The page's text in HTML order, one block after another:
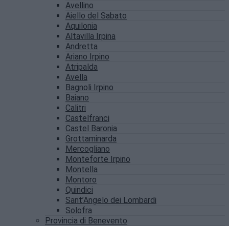
Avellino
Aiello del Sabato
Aquilonia
Altavilla Irpina
Andretta
Ariano Irpino
Atripalda
Avella
Bagnoli Irpino
Baiano
Calitri
Castelfranci
Castel Baronia
Grottaminarda
Mercogliano
Monteforte Irpino
Montella
Montoro
Quindici
Sant’Angelo dei Lombardi
Solofra
Provincia di Benevento